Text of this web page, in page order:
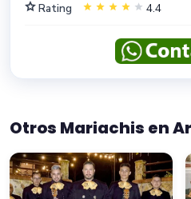
Rating 4.4
Otros Mariachis en